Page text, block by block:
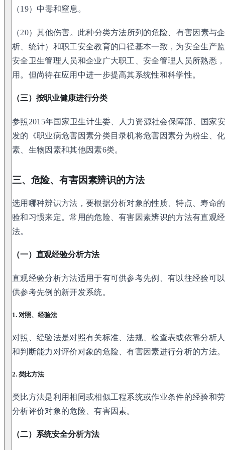
（19）中毒和窒息。
（20）其他伤害。此种分类方法所列的危险、有害因素与
析、统计）和职工安全教育的口径基本一致，为安全生产
安全卫生管理人员和企业广大职工、安全管理人员所熟悉
用。但尚待在应用中进一步提高其系统性和科学性。
（三）按职业健康进行分类
参照2015年国家卫生计生委、人力资源社会保障部、国家
发的《职业病危害因素分类目录机将危害因素分为粉尘、
素、生物因素和其他因素6类。
三、危险、有害因素辨识的方法
选用哪种辨识方法，要根据分析对象的性质、特点、寿命
验和习惯来定。常用的危险、有害因素辨识的方法有直观
法。
（一）直观经验分析方法
直观经验分析方法适用于有可供参考先例、有以往经验可
供参考先例的新开发系统。
1. 对照、经验法
对照、经验法是对照有关标准、法规、检查表或依靠分析
和判断能力对评价对象的危险、有害因素进行分析的方法。
2. 类比方法
类比方法是利用相同或相似工程系统或作业条件的经验和
分析评价对象的危险、有害因素。
（二）系统安全分析方法